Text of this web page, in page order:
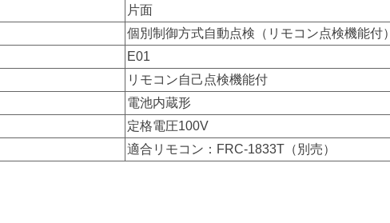
片面
個別制御方式自動点検（リモコン点検機能付）
E01
リモコン自己点検機能付
電池内蔵形
定格電圧100V
適合リモコン：FRC-1833T（別売）